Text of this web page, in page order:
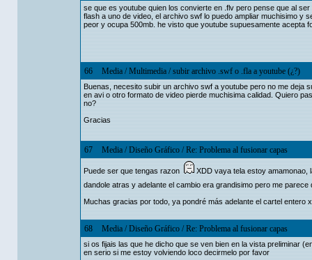
se que es youtube quien los convierte en .flv pero pense que al
flash a uno de video, el archivo swf lo puedo ampliar muchisimo y
peor y ocupa 500mb. he visto que youtube supuesamente acepta
66 Media/Multimedia/subir archivo .swf o .fla a youtube (¿?)
Buenas, necesito subir un archivo swf a youtube pero no me deja
en avi o otro formato de video pierde muchisima calidad. Quiero
no?
Gracias
67 Media/Diseño Gráfico/Re: Problema al fusionar capas
Puede ser que tengas razon
XDD vaya tela estoy amamonao,
dandole atras y adelante el cambio era grandisimo pero me
Muchas gracias por todo, ya pondré más adelante el cartel entero
68 Media/Diseño Gráfico/Re: Problema al fusionar capas
si os fijais las que he dicho que se ven bien en la vista preliminar
en serio si me estoy volviendo loco decirmelo por favor